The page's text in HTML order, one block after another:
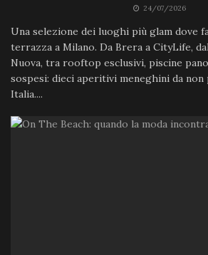
24/07/2026
Una selezione dei luoghi più glam dove
terrazza a Milano. Da Brera a CityLife,
Nuova, tra rooftop esclusivi, piscine
sospesi: dieci aperitivi meneghini da non
Italia....